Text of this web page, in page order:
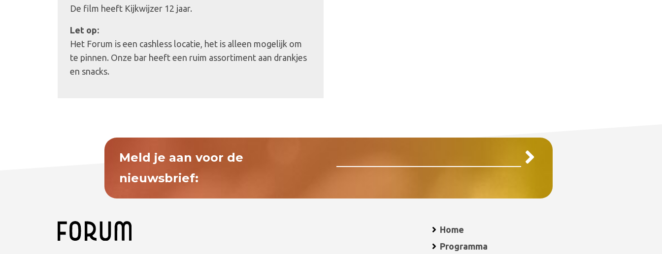
De film heeft Kijkwijzer 12 jaar.
Let op:
Het Forum is een cashless locatie, het is alleen mogelijk om
te pinnen. Onze bar heeft een ruim assortiment aan drankjes
en snacks.
Meld je aan voor de
nieuwsbrief:
Home
Programma